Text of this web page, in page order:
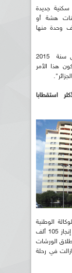
ألف وحدة سكنية جديدة
هشة أو
أو في البيوت القصديرية، 11 ألف وحدة منها
وكانت الوزارة الوصية قد أكدت أنه وبحلول سنة 2015
هذا الأمر
استقطابا
الوطنية
لتحسين السكن وتطويره ”عدل”، تم انطلاق إنجاز 105 ألف
منها 94 ألف و733 تم إطلاق الورشات
آلاف و600 وحدة مازالت في رحلة